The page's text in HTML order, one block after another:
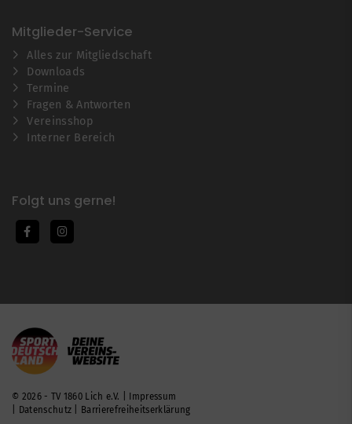
Mitglieder-Service
Alles zur Mitgliedschaft
Downloads
Termine
Fragen & Antworten
Vereinsshop
Interner Bereich
Folgt uns gerne!
© 2026 - TV 1860 Lich e.V. |
Impressum
Datenschutz Barrierefreiheitserklärung